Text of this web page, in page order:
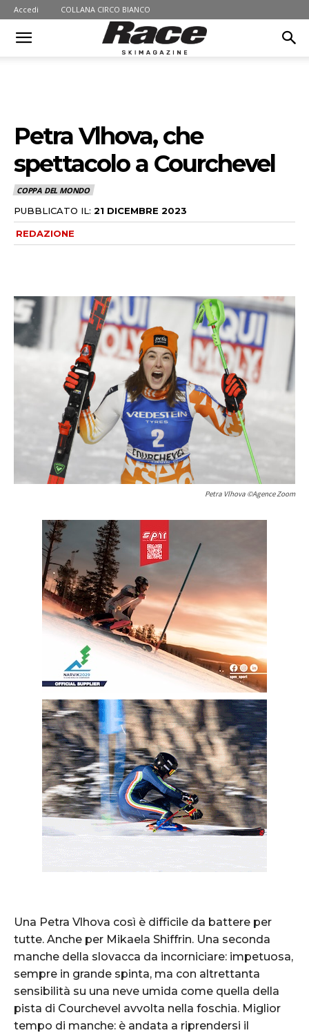
Accedi COLLANA CIRCO BIANCO
Petra Vlhova, che
spettacolo a Courchevel
COPPA DEL MONDO
PUBBLICATO IL: 21 DICEMBRE 2023
REDAZIONE
Petra Vlhova ©Agence Zoom
Una Petra Vlhova così è difficile da battere per
tutte. Anche per Mikaela Shiffrin. Una seconda
manche della slovacca da incorniciare: impetuosa,
sempre in grande spinta, ma con altrettanta
sensibilità su una neve umida come quella della
pista di Courchevel avvolta nella foschia. Miglior
tempo di manche: è andata a riprendersi il